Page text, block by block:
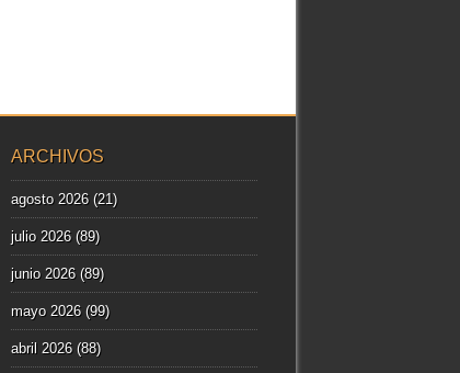
ARCHIVOS
agosto 2026(21)
julio 2026(89)
junio 2026(89)
mayo 2026(99)
abril 2026(88)